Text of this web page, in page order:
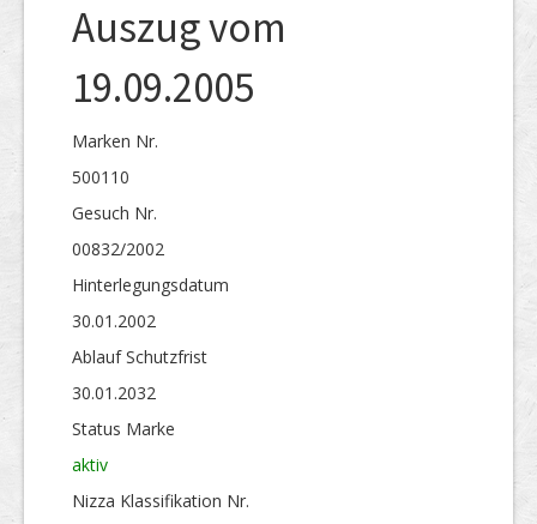
Auszug vom
19.09.2005
Marken Nr.
500110
Gesuch Nr.
00832/2002
Hinterlegungs­datum
30.01.2002
Ablauf Schutzfrist
30.01.2032
Status Marke
aktiv
Nizza Klassifikation Nr.